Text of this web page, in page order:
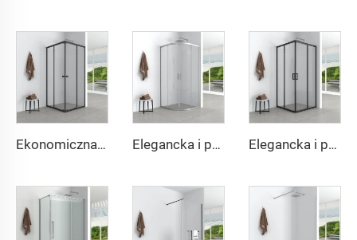
Ekonomiczna i prosta kabina łazienkowa w kształcie kwadratu Elegancka i prosta okrągła kabina łazienkowa Elegancka i prosta kwadratowa kabina prysznicowa